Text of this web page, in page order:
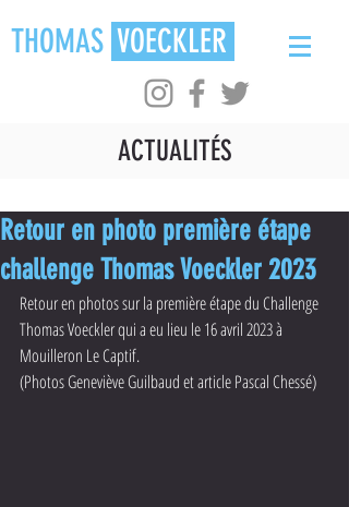
THOMAS VOECKLER
ACTUALITÉS
Retour en photo première étape
challenge Thomas Voeckler 2023
Retour en photos sur la première étape du Challenge
Thomas Voeckler qui a eu lieu le 16 avril 2023 à
Mouilleron Le Captif.
(Photos Geneviève Guilbaud et article Pascal Chessé)